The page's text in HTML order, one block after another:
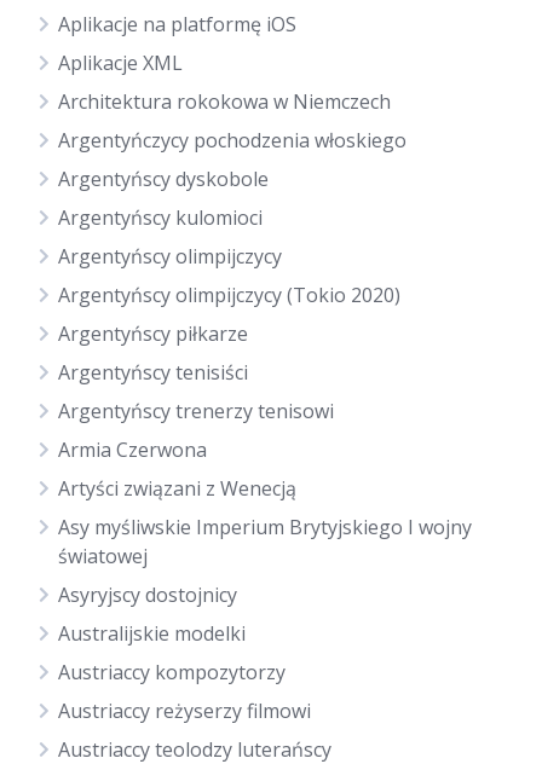
Aplikacje na platformę iOS
Aplikacje XML
Architektura rokokowa w Niemczech
Argentyńczycy pochodzenia włoskiego
Argentyńscy dyskobole
Argentyńscy kulomioci
Argentyńscy olimpijczycy
Argentyńscy olimpijczycy (Tokio 2020)
Argentyńscy piłkarze
Argentyńscy tenisiści
Argentyńscy trenerzy tenisowi
Armia Czerwona
Artyści związani z Wenecją
Asy myśliwskie Imperium Brytyjskiego I wojny
światowej
Asyryjscy dostojnicy
Australijskie modelki
Austriaccy kompozytorzy
Austriaccy reżyserzy filmowi
Austriaccy teolodzy luterańscy